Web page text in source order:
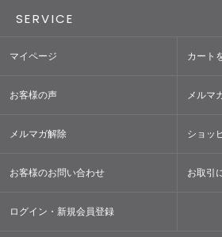
SERVICE
マイページ カート
お客様の声 メルマ
メルマガ解除 ショッ
お客様のお問い合わせ お取引
ログイン・新規会員登録